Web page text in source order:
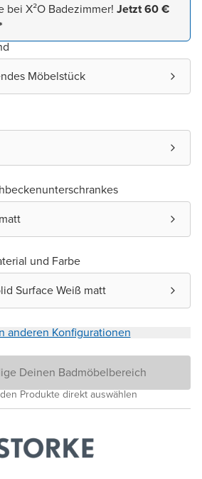
bei X²O Badezimmer! Jetzt 60 €
Möbelstück
und Farbe
Surface Weiß matt
anderen Konfigurationen
Deinen Badmöbelbereich
Produkte direkt auswählen